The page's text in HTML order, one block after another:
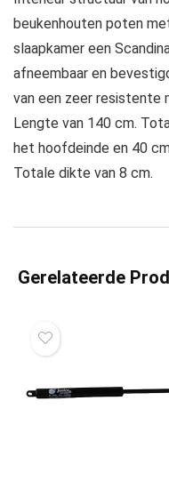
beukenhouten poten
slaapkamer een
afneembaar en
van een zeer resistente
Lengte van 140 cm.
het hoofdeinde en 40
Totale dikte van 8 cm.
Gerelateerde